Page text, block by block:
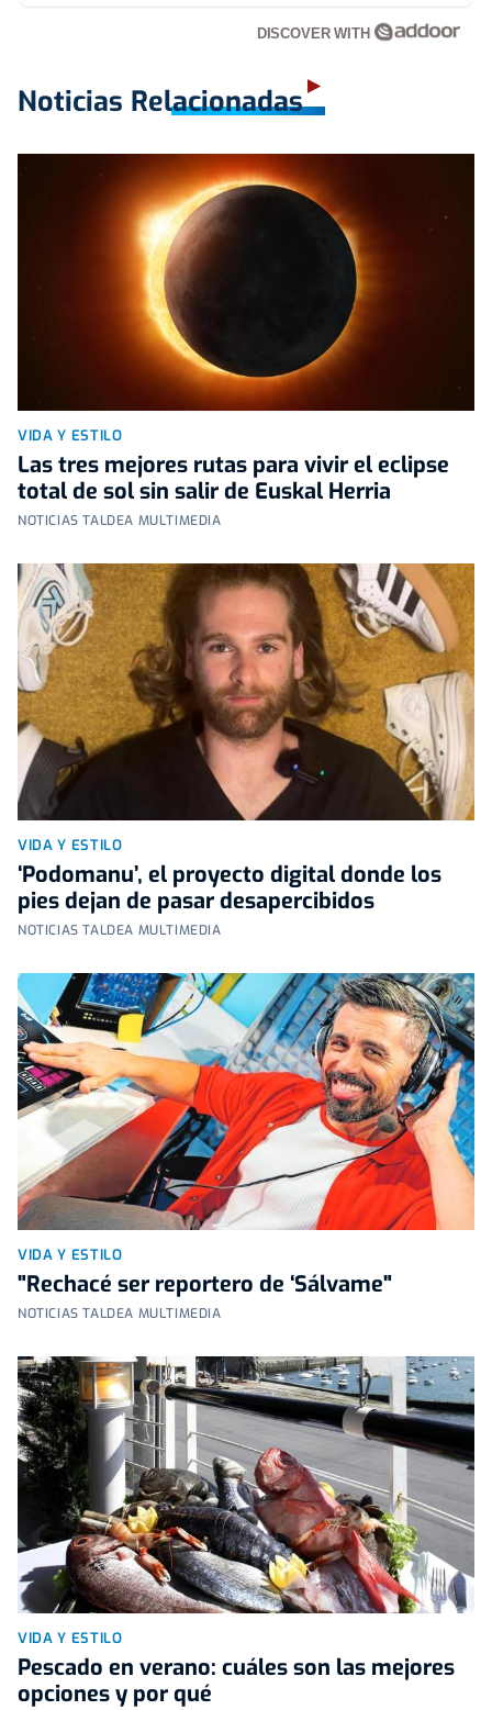
DISCOVER WITH
Noticias Relacionadas
VIDA Y ESTILO
Las tres mejores rutas para vivir el eclipse
total de sol sin salir de Euskal Herria
NOTICIAS TALDEA MULTIMEDIA
VIDA Y ESTILO
‘Podomanu’, el proyecto digital donde los
pies dejan de pasar desapercibidos
NOTICIAS TALDEA MULTIMEDIA
VIDA Y ESTILO
"Rechacé ser reportero de ‘Sálvame"
NOTICIAS TALDEA MULTIMEDIA
VIDA Y ESTILO
Pescado en verano: cuáles son las mejores
opciones y por qué